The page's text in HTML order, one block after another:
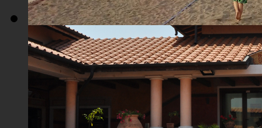
Плажа "Топољар" - Терени на песку